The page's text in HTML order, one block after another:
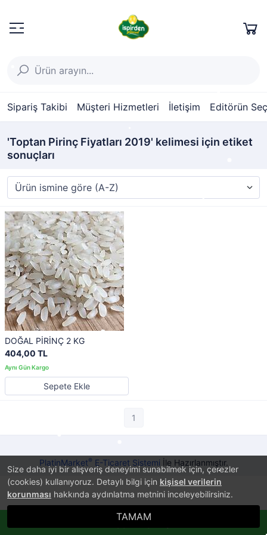
Sipariş Takibi Müşteri Hizmetleri İletişim Editörün
Size daha iyi bir alışveriş deneyimi sunabilmek için, çerezler
(cookies) kullanıyoruz. Detaylı bilgi için kişisel verilerin
korunması hakkında aydınlatma metnini inceleyebilirsiniz.
TAMAM
'Toptan Pirinç Fiyatları 2019' kelimesi için etiket
sonuçları
DOĞAL PİRİNÇ 2 KG
404,00 TL
Sepete Ekle
1
PlatinMarket® E-Ticaret Sistemi İle Hazırlanmıştır.
Whatsappla Sipariş Ver!